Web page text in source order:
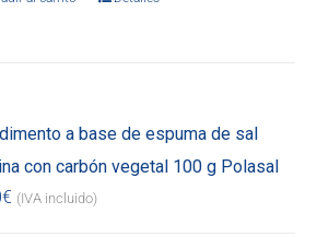
a base de espuma de sal
con carbón vegetal 100 g Polasal
€ (IVA incluido)